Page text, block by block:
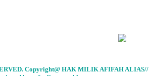
Copyright@ HAK MILIK AFIFAH ALIAS//